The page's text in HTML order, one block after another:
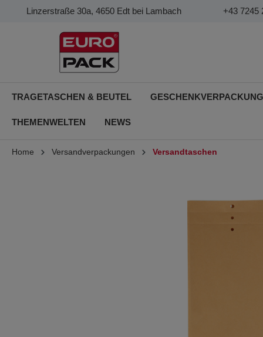
Linzerstraße 30a, 4650 Edt bei Lambach +43 7245
TRAGETASCHEN & BEUTEL
THEMENWELTEN NEWS
Home Versandverpackungen Versandtaschen